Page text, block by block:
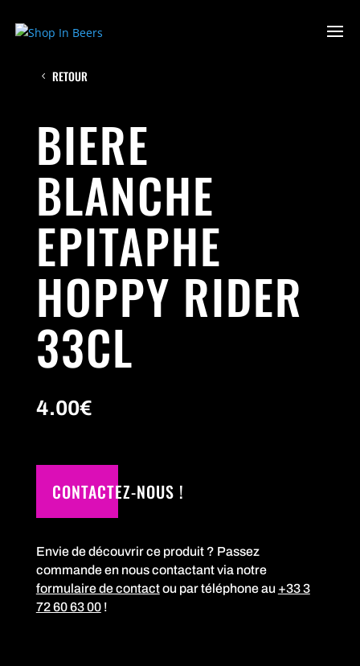
RETOUR
BIERE
BLANCHE
EPITAPHE
HOPPY RIDER
33CL
4.00€
CONTACTEZ-NOUS !
Envie de découvrir ce produit ? Passez
commande en nous contactant via notre
formulaire de contactou par téléphone au +33 3
72 60 63 00!